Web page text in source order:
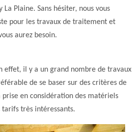
Plaine. Sans hésiter, nous vous
pour les travaux de traitement et
aurez besoin.
effet, il y a un grand nombre de travaux
de se baser sur des critères de
en considération des matériels
très intéressants.